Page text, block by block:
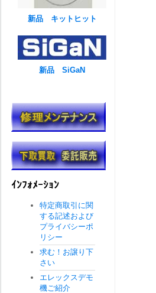
新品 キットヒット
新品 SiGaN
ｲﾝﾌｫﾒｰｼｮﾝ
特定商取引に関
する記述および
プライバシーポ
リシー
求む！お譲り下
さい
エレックスデモ
機ご紹介